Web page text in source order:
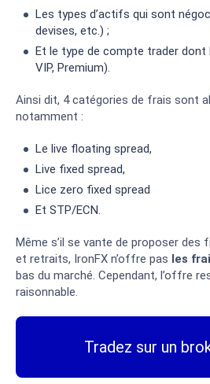
Les types d’actifs qui sont
devises, etc.) ;
Et le type de compte trader dont
VIP, Premium).
Ainsi dit, 4 catégories de frais sont
notamment :
Le live floating spread,
Live fixed spread,
Lice zero fixed spread
Et STP/ECN.
Même s’il se vante de proposer des
et retraits, IronFX n’offre pas les
bas du marché. Cependant, l’offre
raisonnable.
Tradez sur un